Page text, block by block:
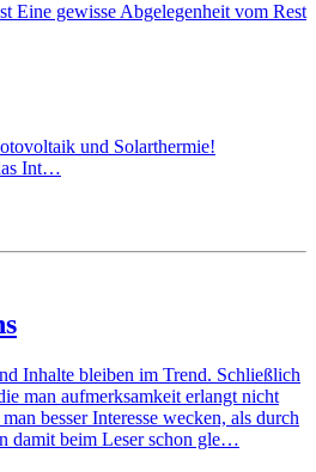
Eine gewisse Abgelegenheit vom Rest
und Solarthermie!
Int…
Inhalte bleiben im Trend. Schließlich
man aufmerksamkeit erlangt nicht
besser Interesse wecken, als durch
damit beim Leser schon gle…